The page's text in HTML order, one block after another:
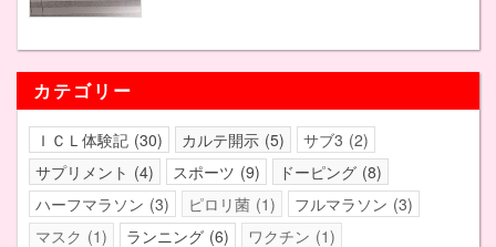
カテゴリー
ＩＣＬ体験記 30 カルテ開示 5 サブ3 2
サプリメント
4 スポーツ 9 ドーピング 8
ハーフマラソン 3 ピロリ菌 1 フルマラソン 3
マスク
1 ランニング 6 ワクチン 1